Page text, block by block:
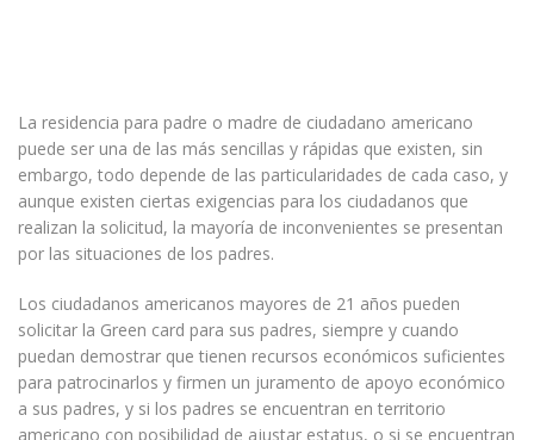
La residencia para padre o madre de ciudadano americano
puede ser una de las más sencillas y rápidas que existen, sin
embargo, todo depende de las particularidades de cada caso, y
aunque existen ciertas exigencias para los ciudadanos que
realizan la solicitud, la mayoría de inconvenientes se presentan
por las situaciones de los padres.
Los ciudadanos americanos mayores de 21 años pueden
solicitar la Green card para sus padres, siempre y cuando
puedan demostrar que tienen recursos económicos suficientes
para patrocinarlos y firmen un juramento de apoyo económico
a sus padres, y si los padres se encuentran en territorio
americano con posibilidad de ajustar estatus, o si se encuentran